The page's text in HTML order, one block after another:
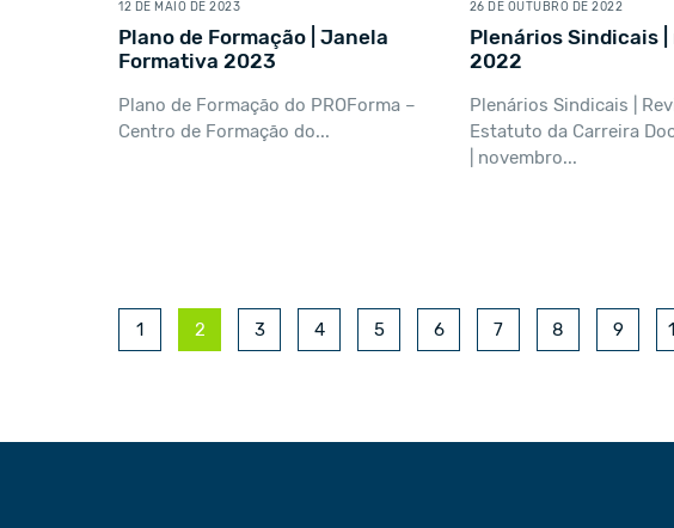
12 DE MAIO DE 2023
Plano de Formação | Janela
Formativa 2023
Plano de Formação do PROForma –
Centro de Formação do...
26 DE OUTUBRO DE 2022
Plenários Sindicais
2022
Plenários Sindicais |
Estatuto da Carreira
| novembro...
1 2 3 4 5 6 7 8 9